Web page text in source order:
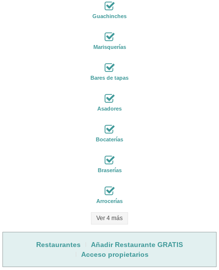
Guachinches
Marisquerías
Bares de tapas
Asadores
Bocaterías
Braserías
Arrocerías
Ver 4 más
Restaurantes
Añadir Restaurante GRATIS
Acceso propietarios